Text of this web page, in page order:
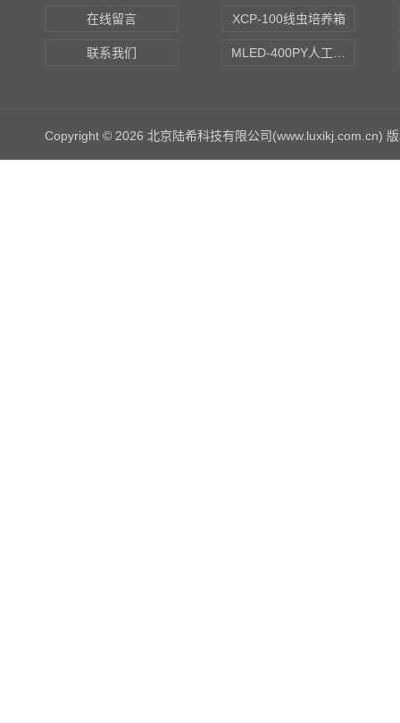
在线留言
联系我们
XCP-100线虫培养箱
Copyright © 2026 北京陆希科技有限公司(www.luxikj.com.cn)